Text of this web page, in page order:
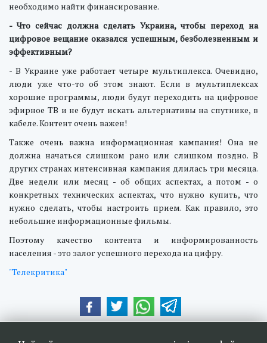
необходимо найти финансирование.
- Что сейчас должна сделать Украина, чтобы переход на
цифровое вещание оказался успешным, безболезненным и
эффективным?
- В Украине уже работает четыре мультиплекса. Очевидно,
люди уже что-то об этом знают. Если в мультиплексах
хорошие программы, люди будут переходить на цифровое
эфирное ТВ и не будут искать альтернативы на спутнике, в
кабеле. Контент очень важен!
Также очень важна информационная кампания! Она не
должна начаться слишком рано или слишком поздно. В
других странах интенсивная кампания длилась три месяца.
Две недели или месяц - об общих аспектах, а потом - о
конкретных технических аспектах, что нужно купить, что
нужно сделать, чтобы настроить прием. Как правило, это
небольшие информационные фильмы.
Поэтому качество контента и информированность
населения - это залог успешного перехода на цифру.
"Телекритика"